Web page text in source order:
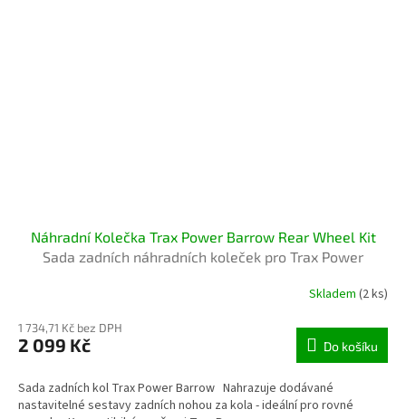
Náhradní Kolečka Trax Power Barrow Rear Wheel Kit
Sada zadních náhradních koleček pro Trax Power
Skladem (2 ks)
1 734,71 Kč bez DPH
2 099 Kč Do košíku
Sada zadních kol Trax Power Barrow Nahrazuje dodávané
nastavitelné sestavy zadních nohou za kola - ideální pro rovné